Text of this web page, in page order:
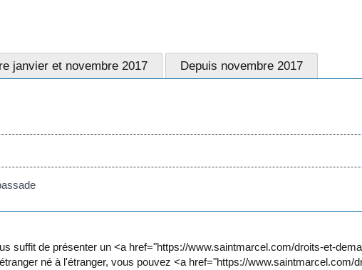
janvier et novembre 2017 Depuis novembre 2017
suffit de présenter un <a href="https://www.saintmarcel.com/droits-et-
né à l'étranger, vous pouvez <a href="https://